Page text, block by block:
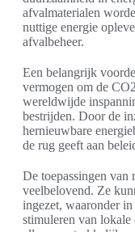
afvalmaterialen
nuttige energie
afvalbeheer.
Een belangrijk
vermogen om de
wereldwijde
bestrijden. Door de
hernieuwbare
de rug geeft aan
De toepassingen van
veelbelovend. Ze
ingezet, waaronder
stimuleren van